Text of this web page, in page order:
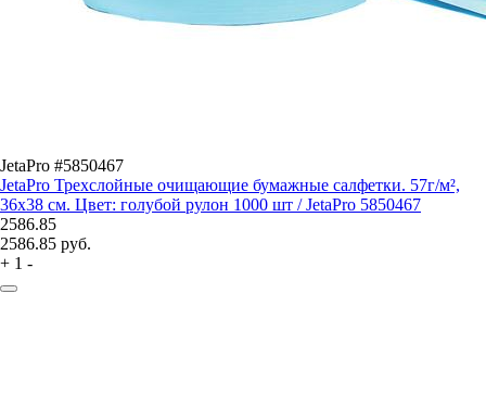
JetaPro #5850467
JetaPro Трехслойные очищающие бумажные салфетки. 57г/м²,
36х38 см. Цвет: голубой рулон 1000 шт / JetaPro 5850467
2586.85
2586.85 руб.
+ 1 -